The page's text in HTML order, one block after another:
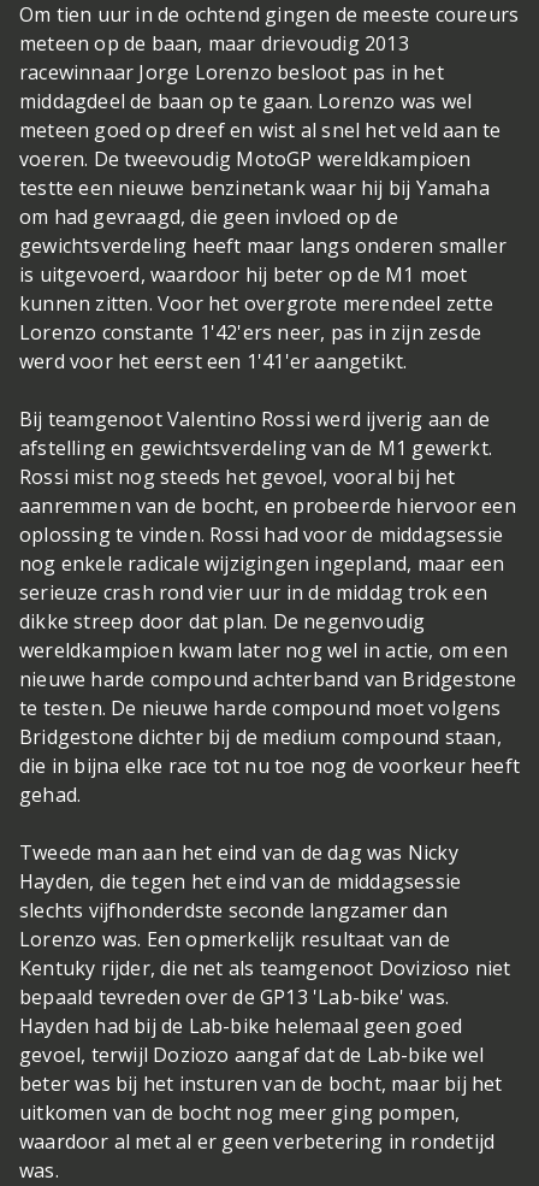
Om tien uur in de ochtend gingen de meeste coureurs
meteen op de baan, maar drievoudig 2013
racewinnaar Jorge Lorenzo besloot pas in het
middagdeel de baan op te gaan. Lorenzo was wel
meteen goed op dreef en wist al snel het veld aan te
voeren. De tweevoudig MotoGP wereldkampioen
testte een nieuwe benzinetank waar hij bij Yamaha
om had gevraagd, die geen invloed op de
gewichtsverdeling heeft maar langs onderen smaller
is uitgevoerd, waardoor hij beter op de M1 moet
kunnen zitten. Voor het overgrote merendeel zette
Lorenzo constante 1'42'ers neer, pas in zijn zesde
werd voor het eerst een 1'41'er aangetikt.
Bij teamgenoot Valentino Rossi werd ijverig aan de
afstelling en gewichtsverdeling van de M1 gewerkt.
Rossi mist nog steeds het gevoel, vooral bij het
aanremmen van de bocht, en probeerde hiervoor een
oplossing te vinden. Rossi had voor de middagsessie
nog enkele radicale wijzigingen ingepland, maar een
serieuze crash rond vier uur in de middag trok een
dikke streep door dat plan. De negenvoudig
wereldkampioen kwam later nog wel in actie, om een
nieuwe harde compound achterband van Bridgestone
te testen. De nieuwe harde compound moet volgens
Bridgestone dichter bij de medium compound staan,
die in bijna elke race tot nu toe nog de voorkeur heeft
gehad.
Tweede man aan het eind van de dag was Nicky
Hayden, die tegen het eind van de middagsessie
slechts vijfhonderdste seconde langzamer dan
Lorenzo was. Een opmerkelijk resultaat van de
Kentuky rijder, die net als teamgenoot Dovizioso niet
bepaald tevreden over de GP13 'Lab-bike' was.
Hayden had bij de Lab-bike helemaal geen goed
gevoel, terwijl Doziozo aangaf dat de Lab-bike wel
beter was bij het insturen van de bocht, maar bij het
uitkomen van de bocht nog meer ging pompen,
waardoor al met al er geen verbetering in rondetijd
was.